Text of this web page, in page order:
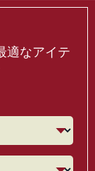
適なアイテ